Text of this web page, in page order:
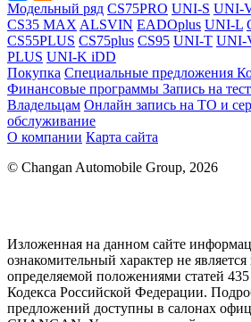
Модельный ряд CS75PRO UNI-S UNI-
CS35 MAX ALSVIN EADOplus UNI-L
CS55PLUS CS75plus CS95 UNI-T UNI-
PLUS UNI-K iDD
Покупка Специальные предложения
Финансовые программы Запись на
Владельцам Онлайн запись на ТО и
обслуживание
О компании Карта сайта
© Changan Automobile Group, 2026
Изложенная на данном сайте
ознакомительный характер не
определяемой положениями статей
Кодекса Российской Федерации.
предложений доступны в салонах